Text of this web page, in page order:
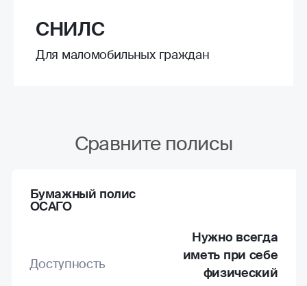
СНИЛС
Для маломобильных граждан
Сравните полисы
Бумажный полис
ОСАГО
Доступность
Нужно всегда
иметь при себе
физический